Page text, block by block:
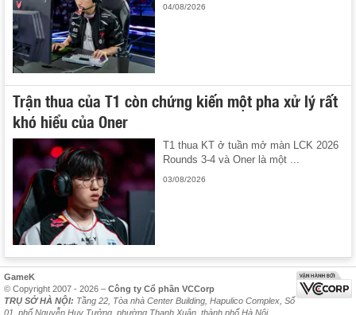
04/08/2026
Trận thua của T1 còn chứng kiến một pha xử lý rất
khó hiểu của Oner
T1 thua KT ở tuần mở màn LCK 2026
Rounds 3-4 và Oner là một ...
03/08/2026
GameK
© Copyright 2007 - 2026 – Công ty Cổ phần VCCorp
TRỤ SỞ HÀ NỘI: Tầng 22, Tòa nhà Center Building, Hapulico Complex, Số
01, phố Nguyễn Huy Tưởng, phường Thanh Xuân, thành phố Hà Nội.